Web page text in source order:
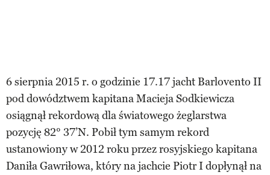
6 sierpnia 2015 r. o godzinie 17.17 jacht Barlovento II
pod dowództwem kapitana Macieja Sodkiewicza
osiągnął rekordową dla światowego żeglarstwa
pozycję 82° 37’N. Pobił tym samym rekord
ustanowiony w 2012 roku przez rosyjskiego kapitana
Daniła Gawriłowa, który na jachcie Piotr I dopłynął na